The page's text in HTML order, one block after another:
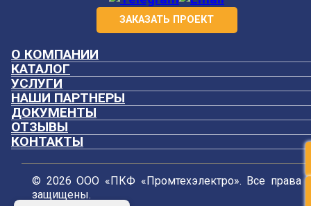
ЗАКАЗАТЬ ПРОЕКТ
О КОМПАНИИ
КАТАЛОГ
УСЛУГИ
НАШИ ПАРТНЕРЫ
ДОКУМЕНТЫ
ОТЗЫВЫ
КОНТАКТЫ
© 2026 ООО «ПКФ «Промтехэлектро». Все права
защищены.